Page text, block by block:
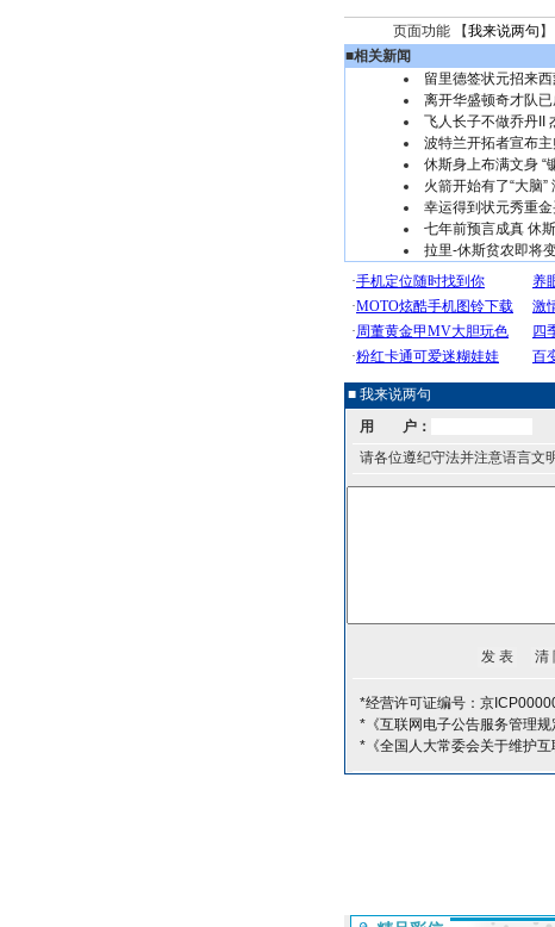
页面功能 【我来说两句
■相关新闻
留里德签状元招来
离开华盛顿奇才队
飞人长子不做乔丹II
波特兰开拓者宣布
休斯身上布满文身 “
火箭开始有了“大脑
幸运得到状元秀重
七年前预言成真 休
拉里-休斯贫农即将
■ 我来说两句
用 户：
请各位遵纪守法并注意语言文明
*经营许可证编号：京
*《互联网电子公告服务管理规
*《全国人大常委会关于维护互